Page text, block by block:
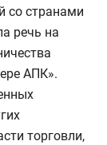
со странами
речь на
АПК».
торговли,